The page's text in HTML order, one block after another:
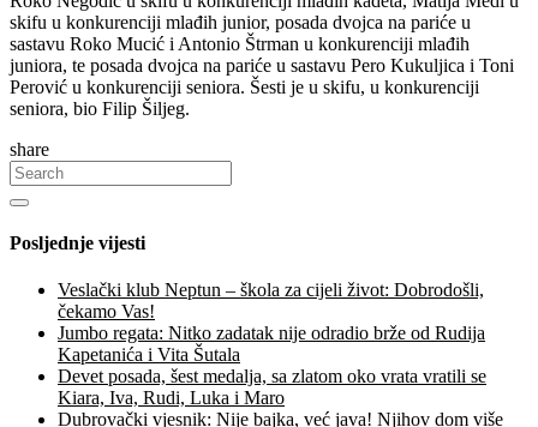
skifu u konkurenciji mlađih junior, posada dvojca na pariće u
sastavu Roko Mucić i Antonio Štrman u konkurenciji mlađih
juniora, te posada dvojca na pariće u sastavu Pero Kukuljica i Toni
Perović u konkurenciji seniora. Šesti je u skifu, u konkurenciji
seniora, bio Filip Šiljeg.
share
Posljednje vijesti
Veslački klub Neptun – škola za cijeli život: Dobrodošli,
čekamo Vas!
Jumbo regata: Nitko zadatak nije odradio brže od Rudija
Kapetanića i Vita Šutala
Devet posada, šest medalja, sa zlatom oko vrata vratili se
Kiara, Iva, Rudi, Luka i Maro
Dubrovački vjesnik: Nije bajka, već java! Njihov dom više